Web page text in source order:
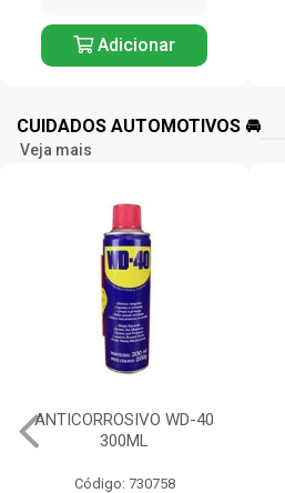
Adicionar
CUIDADOS AUTOMOTIVOS 🚘️
Veja mais
ANTICORROSIVO WD-40
300ML
Código: 730758